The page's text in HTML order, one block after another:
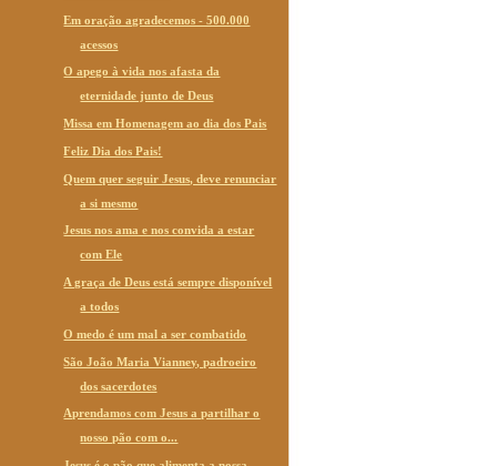
Em oração agradecemos - 500.000
acessos
O apego à vida nos afasta da
eternidade junto de Deus
Missa em Homenagem ao dia dos Pais
Feliz Dia dos Pais!
Quem quer seguir Jesus, deve renunciar
a si mesmo
Jesus nos ama e nos convida a estar
com Ele
A graça de Deus está sempre disponível
a todos
O medo é um mal a ser combatido
São João Maria Vianney, padroeiro
dos sacerdotes
Aprendamos com Jesus a partilhar o
nosso pão com o...